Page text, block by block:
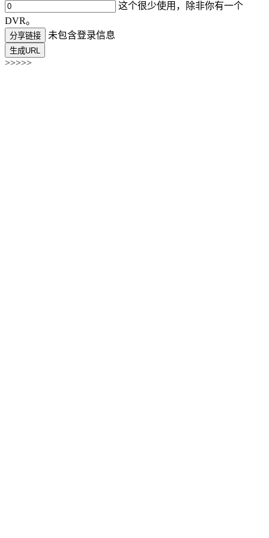
这个很少使用，除非你有一个
DVR。
分享链接 未包含登录信息
生成URL
>>>>>